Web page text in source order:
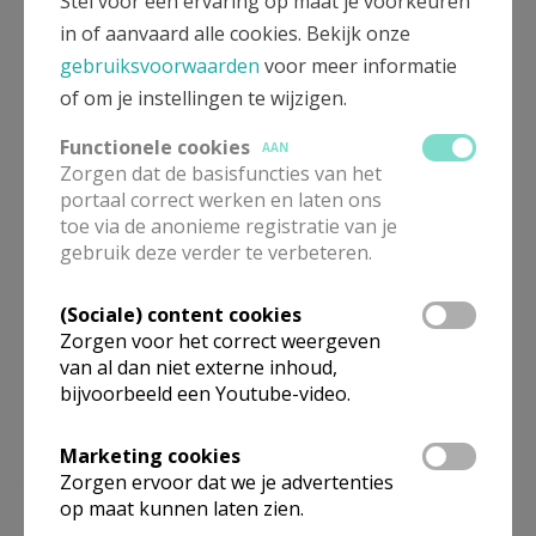
boutersem.be... Zo kan de lezer meteen zien dat wat
hij te lezen krijgt, om ons gaat. Het is een manier om
meer zichtbaar te zijn in de samenleving van
Namens de zoneploeg
C. Smeets
Pastorale zone Sjalom Boutersem
in of aanvaard alle cookies. Bekijk onze
gebruiksvoorwaarden voor meer informatie
of om je instellingen te wijzigen.
Functionele cookies
AAN
Zorgen dat de basisfuncties van het
portaal correct werken en laten ons
toe via de anonieme registratie van je
gebruik deze verder te verbeteren.
(Sociale) content cookies
Zorgen voor het correct weergeven
van al dan niet externe inhoud,
bijvoorbeeld een Youtube-video.
Marketing cookies
Zorgen ervoor dat we je advertenties
op maat kunnen laten zien.